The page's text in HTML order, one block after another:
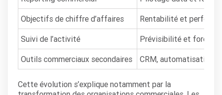
Objectifs de chiffre d’affaires Rentabilité et
Suivi de l’activité Prévisibilité et
Outils commerciaux secondaires CRM, automatisation
Cette évolution s’explique notamment par la